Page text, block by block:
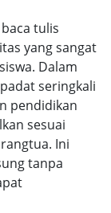
tulis
yang sangat
Dalam
seringkali
pendidikan
sesuai
Ini
tanpa